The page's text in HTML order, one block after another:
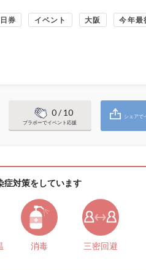
券 イベント 大阪 今年最
0/ 10
ブラボーでイベント応援
シェアで
症対策をしています
消毒 三密回避